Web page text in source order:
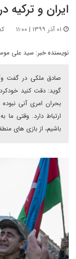
ایران و ترکیه
کد :
نویسنده خبر: سید علی
صادق ملکی در گفت
گوید: دقت کنید
بحران امری آنی
ارتباط دارد. وقتی ما
باشیم، از بازی های